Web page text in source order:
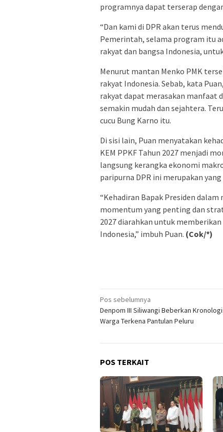
programnya dapat terserap
“Dan kami di DPR akan terus
Pemerintah, selama program itu
rakyat dan bangsa Indonesia,
Menurut mantan Menko PMK
rakyat Indonesia. Sebab, kata
rakyat dapat merasakan manfaat
semakin mudah dan sejahtera.
cucu Bung Karno itu.
Di sisi lain, Puan menyatakan
KEM PPKF Tahun 2027 menjadi
langsung kerangka ekonomi
paripurna DPR ini merupakan yang
“Kehadiran Bapak Presiden dalam
momentum yang penting dan
2027 diarahkan untuk
Indonesia,” imbuh Puan. (Cok/*)
Navigasi
pos
Pos sebelumnya
Denpom III Siliwangi Beberkan
Warga Terkena Pantulan Peluru
POS TERKAIT